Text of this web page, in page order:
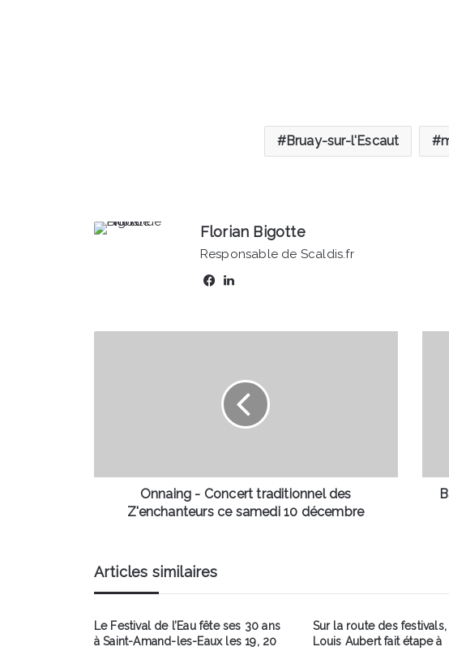
Bruay-sur-l'Escaut
Florian Bigotte
Responsable de Scaldis.fr
Facebook
10
décembreOnnaing - Concert traditionnel des
Z'enchanteurs ce samedi 10 décembre
plus
Articles similaires
Le Festival de l’Eau fête ses 30 ans
à Saint-Amand-les-Eaux les 19, 20
Sur la route des
Louis Aubert fait étape à